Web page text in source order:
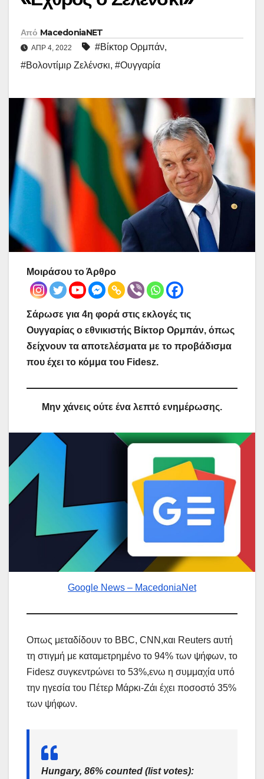
Από MacedoniaNET
ΑΠΡ 4, 2022 #Βίκτορ Ορμπάν,
#Βολοντίμιρ Ζελένσκι, #Ουγγαρία
Μοιράσου το Άρθρο
Σάρωσε για 4η φορά στις εκλογές τις
Ουγγαρίας ο εθνικιστής Βίκτορ Ορμπάν, όπως
δείχνουν τα αποτελέσματα με το προβάδισμα
που έχει το κόμμα του Fidesz.
Μην χάνεις ούτε ένα λεπτό ενημέρωσης.
Google News – MacedoniaNet
Οπως μεταδίδoυν το BBC, CNN,και Reuters αυτή
τη στιγμή με καταμετρημένο το 94% των ψήφων, το
Fidesz συγκεντρώνει το 53%,ενω η συμμαχία υπό
την ηγεσία του Πέτερ Μάρκι-Ζάι έχει ποσοστό 35%
των ψήφων.
Hungary, 86% counted (list votes):